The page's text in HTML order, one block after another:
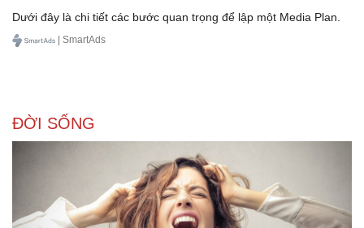
Doanh nghiệp
Vì cộng đồng
Dưới đây là chi tiết các bước quan trọng để lập một Media Plan.
| SmartAds
ĐỜI SỐNG